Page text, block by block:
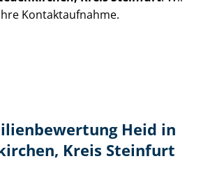
Kontaktaufnahme.
Heid in
Kreis Steinfurt